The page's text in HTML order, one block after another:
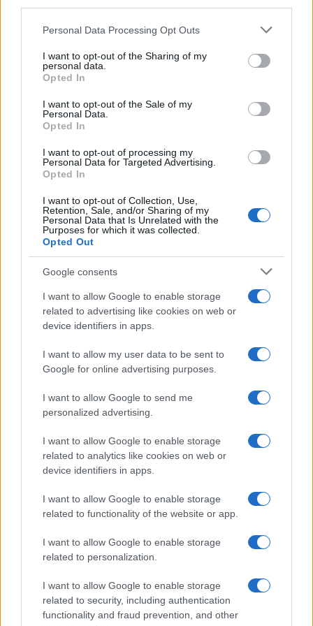
Please note that this website/app uses one or more Google
not limited to your visit or usage behaviour. You may click to
grant or deny consent to Google and its third-party tags to
use your data for below specified purposes in below Google
consent section.
Personal Data Processing Opt Outs
I want to opt-out of the Sharing of my
personal data.
Opted In
I want to opt-out of the Sale of my
Personal Data.
Opted In
I want to opt-out of processing my
Personal Data for Targeted Advertising.
Opted In
I want to opt-out of Collection, Use,
Retention, Sale, and/or Sharing of my
Personal Data that Is Unrelated with the
Purposes for which it was collected.
Opted Out
Google consents
I want to allow Google to enable storage
related to advertising like cookies on web or
device identifiers in apps.
I want to allow my user data to be sent to
Google for online advertising purposes.
I want to allow Google to send me
personalized advertising.
I want to allow Google to enable storage
related to analytics like cookies on web or
device identifiers in apps.
I want to allow Google to enable storage
related to functionality of the website or app.
I want to allow Google to enable storage
related to personalization.
I want to allow Google to enable storage
related to security, including authentication
functionality and fraud prevention, and other
Una volta, ho provato a preparare un semplice
risotto mantecato con pistacchi e un po’ di limone:
dimentichiamo anche gli aperitivi: i pistacchi tostati
e salati sono un compagno perfetto per una buona
birra o un bicchiere di vino.
Conservazione e acquisto dei pistacchi
Se hai la fortuna di avere dei pistacchi freschi, è
tenerli in un luogo fresco e asciutto, lontano da
luce e umidità per preservare il loro sapore e la loro
pistacchi di alta qualità; la freschezza è
fondamentale per apprezzarne appieno il gusto. In
molti negozi o online, puoi trovare diverse varietà,
dai pistacchi sgusciati a quelli in guscio, ognuno
con le sue peculiarità e vantaggi.
Un consiglio? Prova a comprare pistacchi al